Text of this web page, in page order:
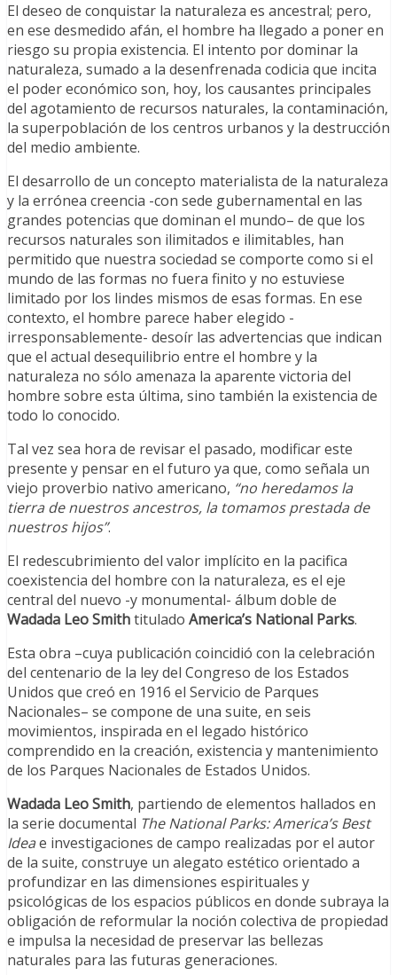
El deseo de conquistar la naturaleza es ancestral; pero,
en ese desmedido afán, el hombre ha llegado a poner en
riesgo su propia existencia. El intento por dominar la
naturaleza, sumado a la desenfrenada codicia que incita
el poder económico son, hoy, los causantes principales
del agotamiento de recursos naturales, la contaminación,
la superpoblación de los centros urbanos y la destrucción
del medio ambiente.
El desarrollo de un concepto materialista de la naturaleza
y la errónea creencia -con sede gubernamental en las
grandes potencias que dominan el mundo– de que los
recursos naturales son ilimitados e ilimitables, han
permitido que nuestra sociedad se comporte como si el
mundo de las formas no fuera finito y no estuviese
limitado por los lindes mismos de esas formas. En ese
contexto, el hombre parece haber elegido -
irresponsablemente- desoír las advertencias que indican
que el actual desequilibrio entre el hombre y la
naturaleza no sólo amenaza la aparente victoria del
hombre sobre esta última, sino también la existencia de
todo lo conocido.
Tal vez sea hora de revisar el pasado, modificar este
presente y pensar en el futuro ya que, como señala un
viejo proverbio nativo americano, “no heredamos la
tierra de nuestros ancestros, la tomamos prestada de
nuestros hijos”.
El redescubrimiento del valor implícito en la pacifica
coexistencia del hombre con la naturaleza, es el eje
central del nuevo -y monumental- álbum doble de
Wadada Leo Smithtitulado America’s National Parks.
Esta obra –cuya publicación coincidió con la celebración
del centenario de la ley del Congreso de los Estados
Unidos que creó en 1916 el Servicio de Parques
Nacionales– se compone de una suite, en seis
movimientos, inspirada en el legado histórico
comprendido en la creación, existencia y mantenimiento
de los Parques Nacionales de Estados Unidos.
Wadada Leo Smith, partiendo de elementos hallados en
la serie documental The National Parks: America’s Best
Ideae investigaciones de campo realizadas por el autor
de la suite, construye un alegato estético orientado a
profundizar en las dimensiones espirituales y
psicológicas de los espacios públicos en donde subraya la
obligación de reformular la noción colectiva de propiedad
e impulsa la necesidad de preservar las bellezas
naturales para las futuras generaciones.